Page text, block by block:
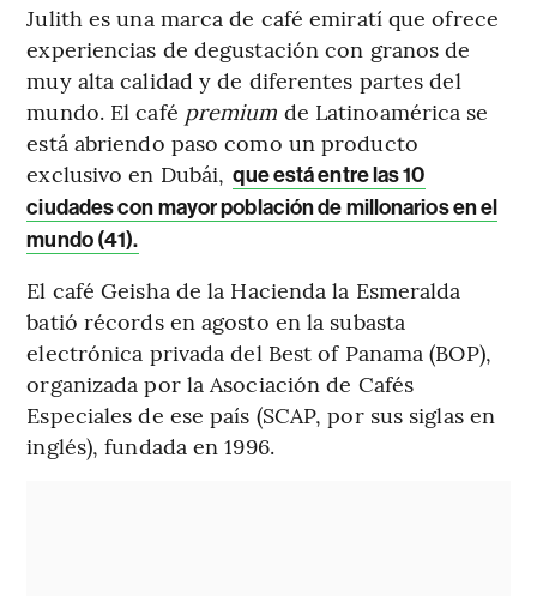
Julith es una marca de café emiratí que ofrece
experiencias de degustación con granos de
muy alta calidad y de diferentes partes del
mundo. El café premium de Latinoamérica se
está abriendo paso como un producto
exclusivo en Dubái, que está entre las 10
ciudades con mayor población de millonarios en el
mundo (41).
El café Geisha de la Hacienda la Esmeralda
batió récords en agosto en la subasta
electrónica privada del Best of Panama (BOP),
organizada por la Asociación de Cafés
Especiales de ese país (SCAP, por sus siglas en
inglés), fundada en 1996.